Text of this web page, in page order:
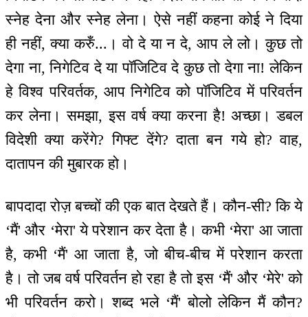
स्नेह देना और स्नेह लेना। ऐसे नहीं कहना कोई ने दिया
ही नहीं, क्या करुँ...। वो दे या न दे, आप ले लो। कुछ तो
देगा ना, निगेटिव दे या पॉजिटिव दे कुछ तो देगा ना! लेकिन
हे विश्व परिवर्तक, आप निगेटिव को पॉजिटिव में परिवर्तन
कर लेना। समझा, इस वर्ष क्या करना है! अच्छा। डबल
विदेशी क्या करेंगे? गिफ्ट देंगे? दाता बन गये हो? वाह,
दातापन की मुबारक हो।
बापदादा रोज़ बच्चों की एक बात देखते हैं। कौन-सी? कि ये
‘मैं' और ‘मेरा' ये परेशान कर देता है। कभी ‘मेरा' आ जाता
है, कभी ‘मैं' आ जाता है, जो बीच-बीच में परेशान करता
है। तो जब वर्ष परिवर्तन हो रहा है तो इस ‘मैं' और ‘मेरे' को
भी परिवर्तन करो। शब्द भले ‘मैं' बोलो लेकिन मैं कौन?